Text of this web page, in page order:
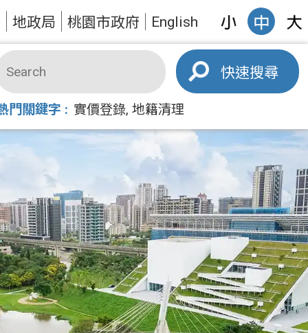
地政局 桃園市政府 English
搜尋
門關鍵字 實價登錄 地籍清理